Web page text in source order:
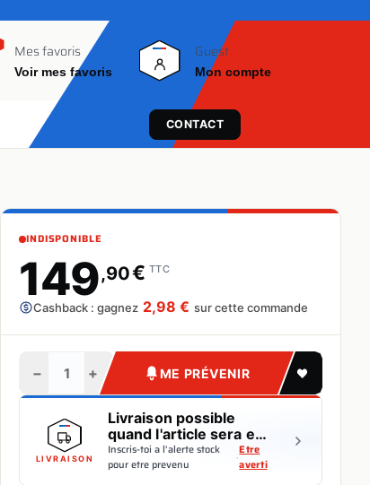
Mes favoris
Voir mes favoris
Guest
Mon compte
CONTACT
INDISPONIBLE
149,90€ TTC
Cashback : gagnez 2,98 € sur cette commande
− + ME PRÉVENIR
LIVRAISON
Livraison possible
quand l'article sera en
stock
Inscris-toi a l'alerte stock
pour etre prevenu
·Etre
averti